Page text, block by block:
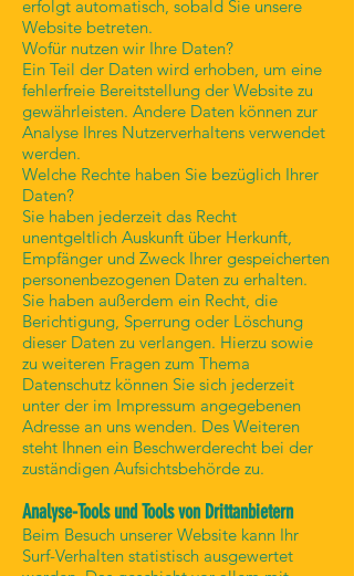
erfolgt automatisch, sobald Sie unsere
Website betreten.
Wofür nutzen wir Ihre Daten?
Ein Teil der Daten wird erhoben, um eine
fehlerfreie Bereitstellung der Website zu
gewährleisten. Andere Daten können zur
Analyse Ihres Nutzerverhaltens verwendet
werden.
Welche Rechte haben Sie bezüglich Ihrer
Daten?
Sie haben jederzeit das Recht
unentgeltlich Auskunft über Herkunft,
Empfänger und Zweck Ihrer gespeicherten
personenbezogenen Daten zu erhalten.
Sie haben außerdem ein Recht, die
Berichtigung, Sperrung oder Löschung
dieser Daten zu verlangen. Hierzu sowie
zu weiteren Fragen zum Thema
Datenschutz können Sie sich jederzeit
unter der im Impressum angegebenen
Adresse an uns wenden. Des Weiteren
steht Ihnen ein Beschwerderecht bei der
zuständigen Aufsichtsbehörde zu.
Analyse-Tools und Tools von Drittanbietern
Beim Besuch unserer Website kann Ihr
Surf-Verhalten statistisch ausgewertet